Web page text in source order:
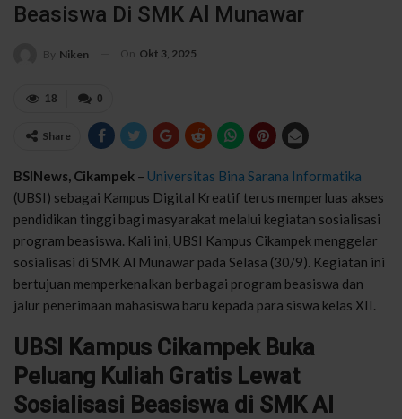
Beasiswa Di SMK Al Munawar
By Niken On Okt 3, 2025
0
18
Share
BSINews, Cikampek – Universitas Bina Sarana Informatika
(UBSI) sebagai Kampus Digital Kreatif terus memperluas akses
pendidikan tinggi bagi masyarakat melalui kegiatan sosialisasi
program beasiswa. Kali ini, UBSI Kampus Cikampek menggelar
sosialisasi di SMK Al Munawar pada Selasa (30/9). Kegiatan ini
bertujuan memperkenalkan berbagai program beasiswa dan
jalur penerimaan mahasiswa baru kepada para siswa kelas XII.
UBSI Kampus Cikampek Buka
Peluang Kuliah Gratis Lewat
Sosialisasi Beasiswa di SMK Al